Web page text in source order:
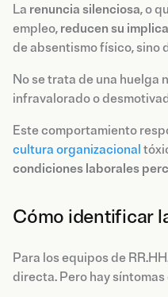
La renuncia silenciosa, o
empleo, reducen su
de absentismo físico, sino
No se trata de una huelga
infravalorado o
Este comportamiento
cultura organizacional
condiciones laborales
Cómo identificar
Para los equipos de
directa. Pero hay